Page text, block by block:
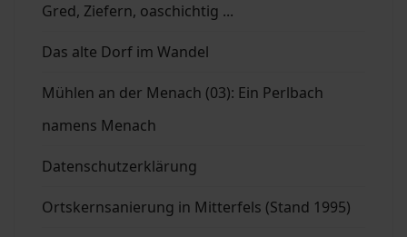
Gred, Ziefern, oaschichtig ...
Das alte Dorf im Wandel
Mühlen an der Menach (03): Ein Perlbach
namens Menach
Datenschutzerklärung
Ortskernsanierung in Mitterfels (Stand 1995)